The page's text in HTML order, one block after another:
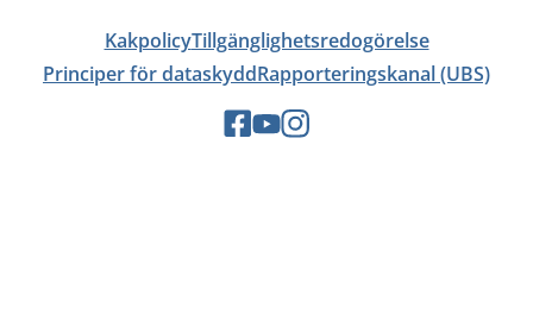
KakpolicyTillgänglighetsredogörelse
Principer för dataskyddRapporteringskanal (UBS)
Sociala
Sociala
Sociala